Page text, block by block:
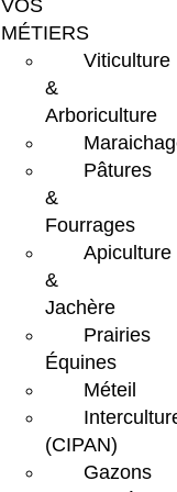
VOS
MÉTIERS
Viticulture
&
Arboriculture
Pâtures
&
Fourrages
Apiculture
&
Jachère
Prairies
Équines
Méteil
(CIPAN)
Gazons